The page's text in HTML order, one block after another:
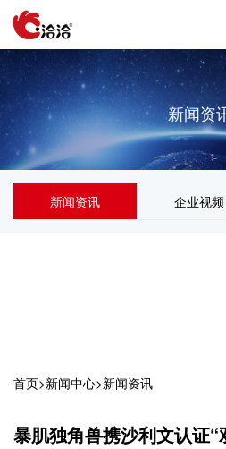
新闻资
新闻资讯 企业视频
首页>新闻中心>新闻资讯
暴肌独角兽携沙利文认证